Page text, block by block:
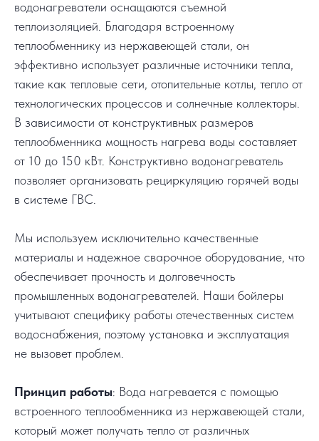
водонагреватели оснащаются съемной
теплоизоляцией. Благодаря встроенному
теплообменнику из нержавеющей стали, он
эффективно использует различные источники тепла,
такие как тепловые сети, отопительные котлы, тепло от
технологических процессов и солнечные коллекторы.
В зависимости от конструктивных размеров
теплообменника мощность нагрева воды составляет
от 10 до 150 кВт. Конструктивно водонагреватель
позволяет организовать рециркуляцию горячей воды
в системе ГВС.
Мы используем исключительно качественные
материалы и надежное сварочное оборудование, что
обеспечивает прочность и долговечность
промышленных водонагревателей. Наши бойлеры
учитывают специфику работы отечественных систем
водоснабжения, поэтому установка и эксплуатация
не вызовет проблем.
Принцип работы: Вода нагревается с помощью
встроенного теплообменника из нержавеющей стали,
который может получать тепло от различных